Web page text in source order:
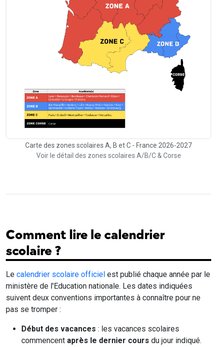
Carte des zones scolaires A, B et C - France 2026-2027
Voir le détail des zones scolaires A/B/C & Corse
Comment lire le calendrier
scolaire ?
Le calendrier scolaire officiel est publié chaque année par le
ministère de l'Education nationale. Les dates indiquées
suivent deux conventions importantes à connaître pour ne
pas se tromper :
Début des vacances : les vacances scolaires
commencent après le dernier cours du jour indiqué.